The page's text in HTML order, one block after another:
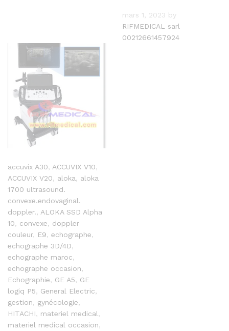
mars 1, 2023 by
RIFMEDICAL sarl
00212661457924
accuvix A30, ACCUVIX V10,
ACCUVIX V20, aloka, aloka
1700 ultrasound.
convexe.endovaginal.
doppler., ALOKA SSD Alpha
10, convexe, doppler
couleur, E9, echographe,
echographe 3D/4D,
echographe maroc,
echographe occasion,
Echographie, GE A5, GE
logiq P5, General Electric,
gestion, gynécologie,
HITACHI, materiel medical,
materiel medical occasion,